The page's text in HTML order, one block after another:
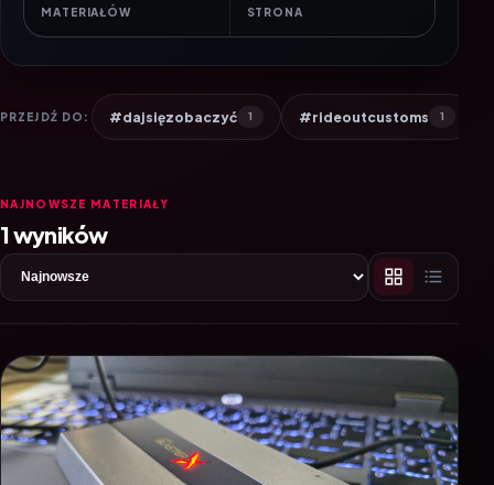
MATERIAŁÓW STRONA
PRZEJDŹ DO: #dajsięzobaczyć 1 #rideoutcustoms 1
NAJNOWSZE MATERIAŁY
1 wyników